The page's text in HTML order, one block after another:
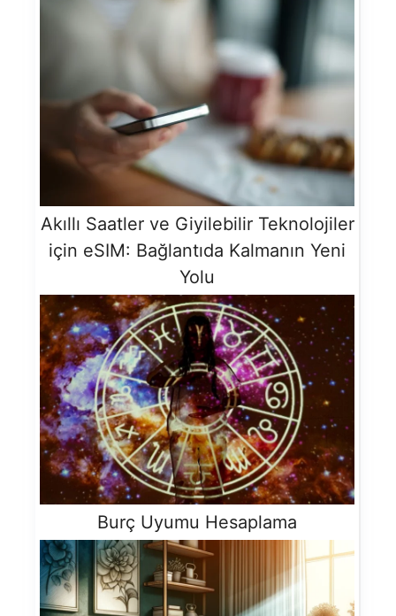
Akıllı Saatler ve Giyilebilir Teknolojiler
için eSIM: Bağlantıda Kalmanın Yeni
Yolu
Burç Uyumu Hesaplama